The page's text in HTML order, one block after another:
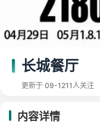
长城餐厅
更新于 09-1211人关注
内容详情